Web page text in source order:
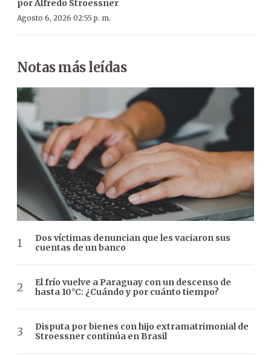
por Alfredo Stroessner
Agosto 6, 2026 02:55 p. m.
Notas más leídas
Dos víctimas denuncian que les vaciaron sus
cuentas de un banco
El frío vuelve a Paraguay con un descenso de
hasta 10°C: ¿Cuándo y por cuánto tiempo?
Disputa por bienes con hijo extramatrimonial de
Stroessner continúa en Brasil